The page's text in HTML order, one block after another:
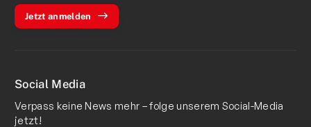
Jetzt anmelden
Social Media
Verpass keine News mehr – folge unserem Social-Media
jetzt!